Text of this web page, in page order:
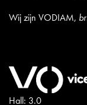
Wij zijn VODIAM,
Hall: 3.0